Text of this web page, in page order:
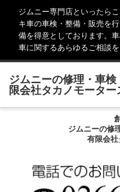
ジムニー専門店といったら
キ車の車検・整備・販売を
備を得意としております。
車に関するあらゆるご相談を
ジムニーの修
有限会社